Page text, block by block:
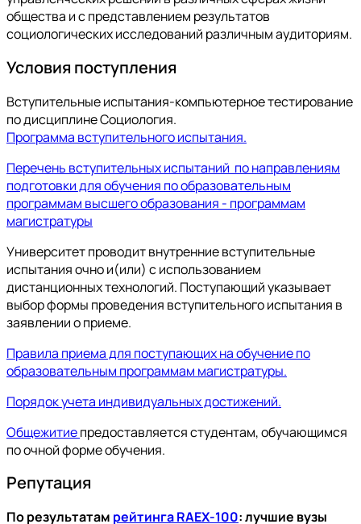
общества и с представлением результатов
социологических исследований различным аудиториям.
Условия поступления
Вступительные испытания-компьютерное тестирование
по дисциплине Социология.
Программа вступительного испытания.
Перечень вступительных испытаний по направлениям
подготовки для обучения по образовательным
программам высшего образования - программам
магистратуры
Университет проводит внутренние вступительные
испытания очно и(или) с использованием
дистанционных технологий. Поступающий указывает
выбор формы проведения вступительного испытания в
заявлении о приеме.
Правила приема для поступающих на обучение по
образовательным программам магистратуры.
Порядок учета индивидуальных достижений.
Общежитиепредоставляется студентам, обучающимся
по очной форме обучения.
Репутация
По результатам рейтинга RAEX-100: лучшие вузы